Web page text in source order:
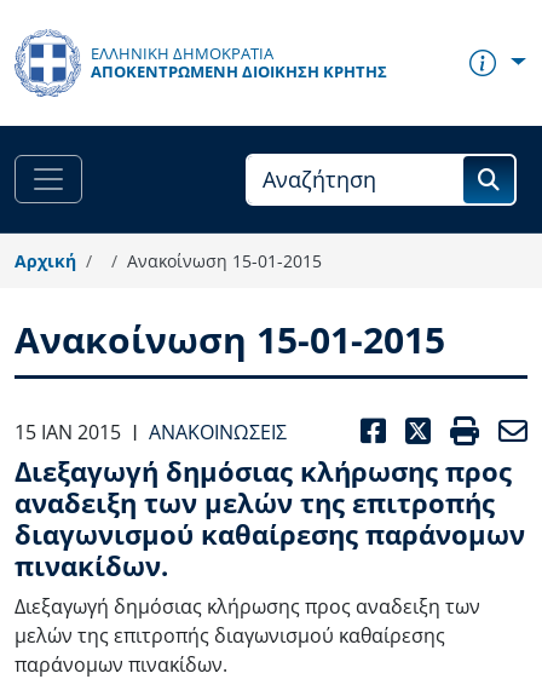
ΕΛΛΗΝΙΚΗ ΔΗΜΟΚΡΑΤΙΑ
ΑΠΟΚΕΝΤΡΩΜΈΝΗ ΔΙΟΊΚΗΣΗ ΚΡΉΤΗΣ
Αρχική Ανακοίνωση 15-01-2015
Ανακοίνωση 15-01-2015
15 ΙΑΝ 2015 | ΑΝΑΚΟΙΝΏΣΕΙΣ
Διεξαγωγή δημόσιας κλήρωσης προς
αναδειξη των μελών της επιτροπής
διαγωνισμού καθαίρεσης παράνομων
πινακίδων.
Διεξαγωγή δημόσιας κλήρωσης προς αναδειξη των
μελών της επιτροπής διαγωνισμού καθαίρεσης
παράνομων πινακίδων.